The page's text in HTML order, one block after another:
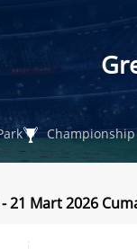
Championship
21 Mart 2026